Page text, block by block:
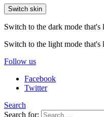
Switch skin
Switch to the dark mode
Switch to the light mode that's
Follow us
Facebook
Twitter
Search
Search for: